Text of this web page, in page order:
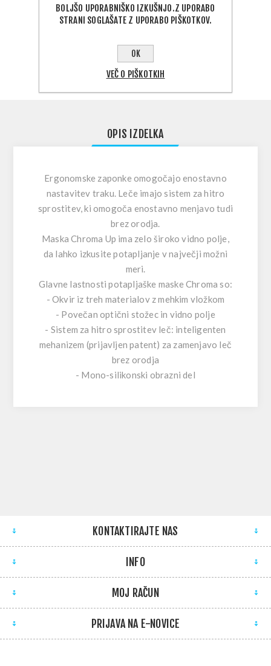
PODELI:
IZBERITE NASLOV ZA DOSTAVO
OPIS IZDELKA
Ergonomske zaponke omogočajo enostavno
nastavitev traku. Leče imajo sistem za hitro
sprostitev, ki omogoča enostavno menjavo tudi
brez orodja.
Maska Chroma Up ima zelo široko vidno polje,
da lahko izkusite potapljanje v največji možni
meri.
Glavne lastnosti potapljaške maske Chroma so:
- Okvir iz treh materialov z mehkim vložkom
- Povečan optični stožec in vidno polje
- Sistem za hitro sprostitev leč: inteligenten
mehanizem (prijavljen patent) za zamenjavo leč
brez orodja
- Mono-silikonski obrazni del
KONTAKTIRAJTE NAS
INFO
MOJ RAČUN
PRIJAVA NA E-NOVICE
BOLJŠO UPORABNIŠKO IZKUŠNJO.Z UPORABO
STRANI SOGLAŠATE Z UPORABO PIŠKOTKOV.
OK
VEČ O PIŠKOTKIH